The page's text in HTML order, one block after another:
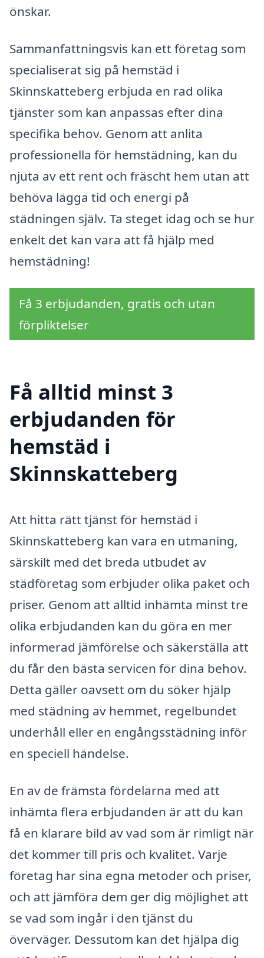
önskar.
Sammanfattningsvis kan ett företag som
specialiserat sig på hemstäd i
Skinnskatteberg erbjuda en rad olika
tjänster som kan anpassas efter dina
specifika behov. Genom att anlita
professionella för hemstädning, kan du
njuta av ett rent och fräscht hem utan att
behöva lägga tid och energi på
städningen själv. Ta steget idag och se hur
enkelt det kan vara att få hjälp med
hemstädning!
Få 3 erbjudanden, gratis och utan
förpliktelser
Få alltid minst 3
erbjudanden för
hemstäd i
Skinnskatteberg
Att hitta rätt tjänst för hemstäd i
Skinnskatteberg kan vara en utmaning,
särskilt med det breda utbudet av
städföretag som erbjuder olika paket och
priser. Genom att alltid inhämta minst tre
olika erbjudanden kan du göra en mer
informerad jämförelse och säkerställa att
du får den bästa servicen för dina behov.
Detta gäller oavsett om du söker hjälp
med städning av hemmet, regelbundet
underhåll eller en engångsstädning inför
en speciell händelse.
En av de främsta fördelarna med att
inhämta flera erbjudanden är att du kan
få en klarare bild av vad som är rimligt när
det kommer till pris och kvalitet. Varje
företag har sina egna metoder och priser,
och att jämföra dem ger dig möjlighet att
se vad som ingår i den tjänst du
överväger. Dessutom kan det hjälpa dig